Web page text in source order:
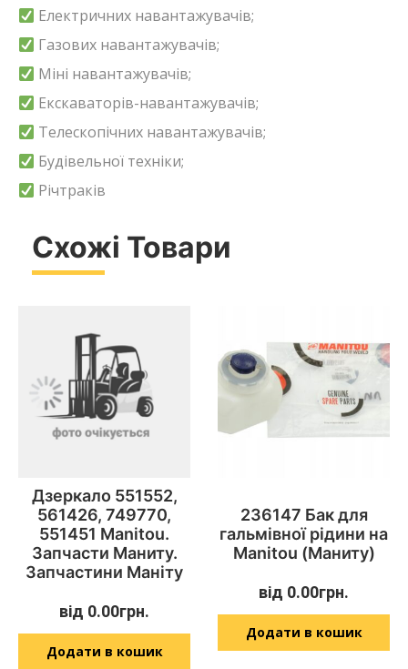
Електричних навантажувачів;
Газових навантажувачів;
Міні навантажувачів;
Екскаваторів-навантажувачів;
Телескопічних навантажувачів;
Будівельної техніки;
Річтраків
Схожі Товари
Дзеркало 551552,
561426, 749770,
551451 Manitou.
Запчасти Маниту.
Запчастини Маніту
від 0.00грн.
Додати в кошик
236147 Бак для
гальмівної рідини на
Manitou (Маниту)
від 0.00грн.
Додати в кошик